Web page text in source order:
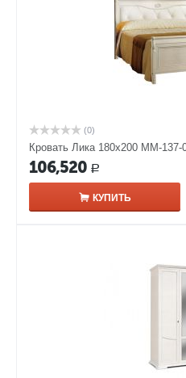
(0)
Кровать Лика 180х200 ММ-
106,520 Р
КУПИТЬ